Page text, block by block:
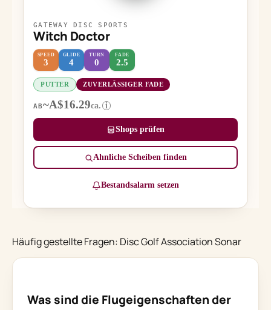
GATEWAY DISC SPORTS
Witch Doctor
SPEED
3
GLIDE
4
TURN
0
FADE
2.5
PUTTER ZUVERLÄSSIGER FADE
AB~A$16.29ca. i
Shops prüfen
Ähnliche Scheiben finden
Bestandsalarm setzen
Häufig gestellte Fragen: Disc Golf Association Sonar
Was sind die Flugeigenschaften der